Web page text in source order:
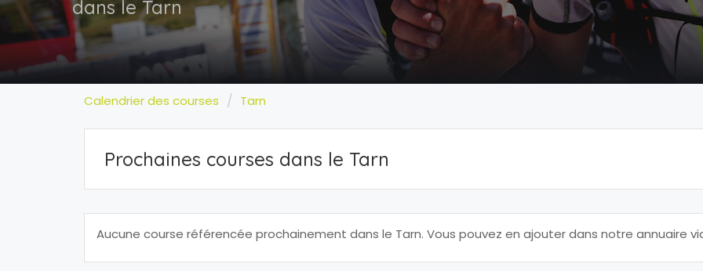
dans le Tarn
Calendrier des courses Tarn
Prochaines courses dans le Tarn
Aucune course référencée prochainement dans le Tarn. Vous pouvez en ajouter dans notre annuaire